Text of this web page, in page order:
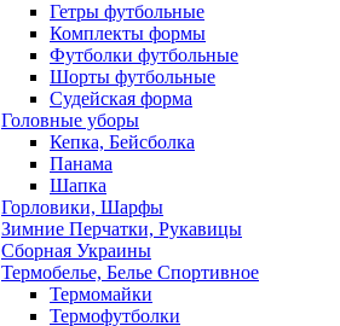
Гетры футбольные
Комплекты формы
Футболки футбольные
Шорты футбольные
Судейская форма
Головные уборы
Кепка, Бейсболка
Панама
Шапка
Горловики, Шарфы
Зимние Перчатки, Рукавицы
Сборная Украины
Термобелье, Белье Спортивное
Термомайки
Термофутболки